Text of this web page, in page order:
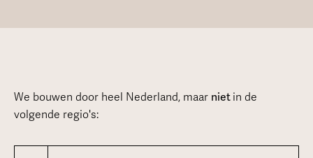
We bouwen door heel Nederland, maar niet in de
volgende regio's: